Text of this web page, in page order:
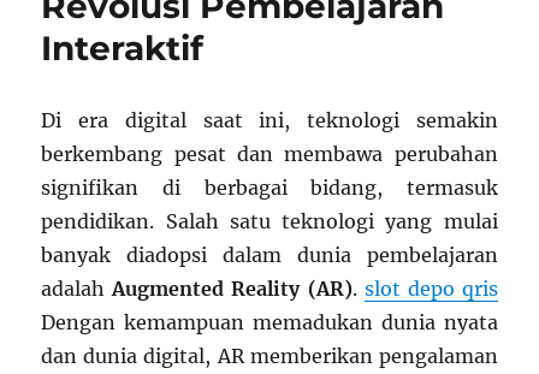
Proyek
Interaktif
Di era digital saat ini, teknologi semakin
berkembang pesat dan membawa perubahan
signifikan di berbagai bidang, termasuk
pendidikan. Salah satu teknologi yang mulai
banyak diadopsi dalam dunia pembelajaran
adalahAugmented Reality (AR). slot depo qris
Dengan kemampuan memadukan dunia nyata
dan dunia digital, AR memberikan pengalaman